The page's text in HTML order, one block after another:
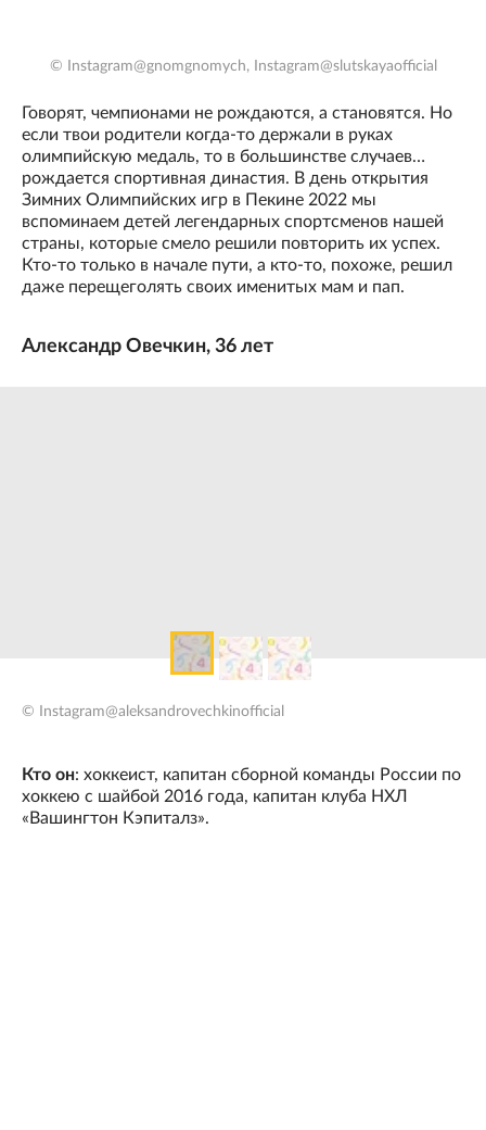
© Instagram@gnomgnomych, Instagram@slutskayaofficial
Говорят, чемпионами не рождаются, а становятся. Но
если твои родители когда-то держали в руках
олимпийскую медаль, то в большинстве случаев…
рождается спортивная династия. В день открытия
Зимних Олимпийских игр в Пекине 2022 мы
вспоминаем детей легендарных спортсменов нашей
страны, которые смело решили повторить их успех.
Кто-то только в начале пути, а кто-то, похоже, решил
даже перещеголять своих именитых мам и пап.
Александр Овечкин, 36 лет
© Instagram@aleksandrovechkinofficial
Кто он: хоккеист, капитан сборной команды России по
хоккею с шайбой 2016 года, капитан клуба НХЛ
«Вашингтон Кэпиталз».